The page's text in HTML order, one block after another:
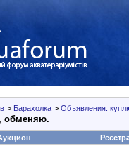
> Барахолка > Объявления:
обменяю.